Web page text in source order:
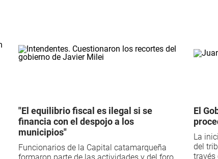
"El equilibrio fiscal es ilegal si se
financia con el despojo a los
municipios"
Funcionarios de la Capital catamarqueña
El
La
del
través